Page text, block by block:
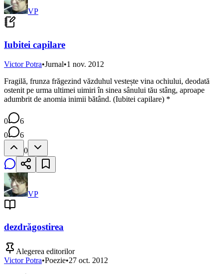
VP
Iubitei capilare
Victor Potra•Jurnal•1 nov. 2012
Fragilă, frunza frăgezind văzduhul vestește vina ochiului, deodată
ostenit pe urma ultimei uimiri în sinea sânului tău stâng, aproape
adumbrit de anomia inimii bătând. (Iubitei capilare) *
0
6
0
6
0
VP
dezdrăgostirea
Alegerea editorilor
Victor Potra•Poezie•27 oct. 2012